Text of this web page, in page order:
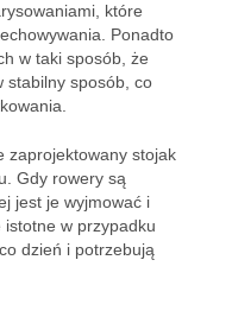
które
Ponadto
w taki sposób, że
stabilny sposób, co
zaprojektowany stojak
Gdy rowery są
jest je wyjmować i
istotne w przypadku
dzień i potrzebują